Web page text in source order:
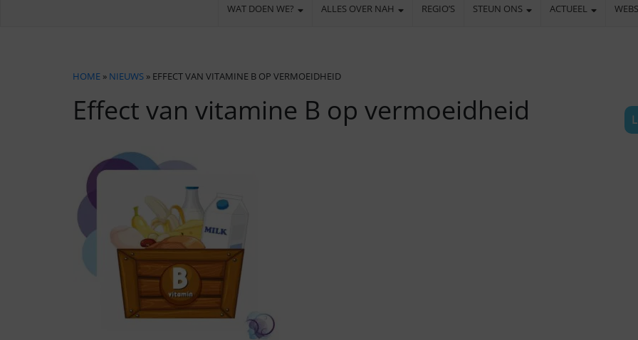
WAT DOEN WE? ALLES OVER NAH REGIO’S STEUN ONS ACTUEEL
HOME » NIEUWS » EFFECT VAN VITAMINE B OP VERMOEIDHEID
Effect van vitamine B op vermoeidheid